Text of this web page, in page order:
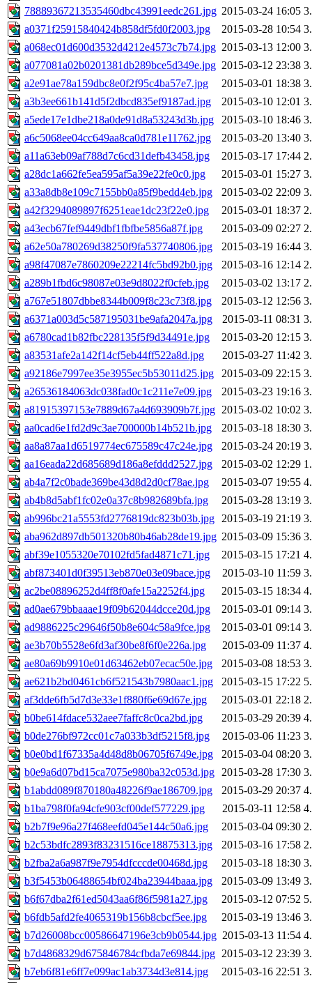
78889367213535460dbc43991eedc261.jpg 2015-03-24 16:05
a0371f25915840424b858df5fd0f2003.jpg
2015-03-28 10:54
a068ec01d600d3532d4212e4573c7b74.jpg 2015-03-13 12:00
a077081a02b0201381db289bce5d349e.jpg 2015-03-12 23:38
a2e91ae78a159dbc8e0f2f95c4ba57e7.jpg
2015-03-01 18:38
a3b3ee661b141d5f2dbcd835ef9187ad.jpg
2015-03-10 12:01
a5ede17e1dbe218a0de91d8a53243d3b.jpg
2015-03-10 18:46
a6c5068ee04cc649aa8ca0d781e11762.jpg
2015-03-20 13:40
a11a63eb09af788d7c6cd31defb43458.jpg
2015-03-17 17:44
a28dc1a662fe5ea595af5a39e22fe0c0.jpg
2015-03-01 15:27
a33a8db8e109c7155bb0a85f9bedd4eb.jpg
2015-03-02 22:09
a42f3294089897f6251eae1dc23f22e0.jpg
2015-03-01 18:37
a43ecb67fef9449dbf1fbfbe5856a87f.jpg
2015-03-09 02:27
a62e50a780269d38250f9fa537740806.jpg
2015-03-19 16:44
a98f47087e7860209e22214fc5bd92b0.jpg
2015-03-16 12:14
a289b1fbd6c98087e03e9d8022f0cfeb.jpg
2015-03-02 13:17
a767e51807dbbe8344b009f8c23c73f8.jpg
2015-03-12 12:56
a6371a003d5c587195031be9afa2047a.jpg
2015-03-11 08:31
a6780cad1b82fbc228135f5f9d34491e.jpg
2015-03-20 12:15
a83531afe2a142f14cf5eb44ff522a8d.jpg
2015-03-27 11:42
a92186e7997ee35e3955ec5b53011d25.jpg
2015-03-09 22:15
a26536184063dc038fad0c1c211e7e09.jpg
2015-03-23 19:16
a81915397153e7889d67a4d693909b7f.jpg 2015-03-02 10:02
aa0cad6e1fd2d9c3ae700000b14b521b.jpg
2015-03-18 18:30
aa8a87aa1d6519774ec675589c47c24e.jpg
2015-03-24 20:19
aa16eada22d685689d186a8efddd2527.jpg
2015-03-02 12:29
ab4a7f2c0bade369be43d8d2d0cf78ae.jpg
2015-03-07 19:55
ab4b8d5abf1fc02e0a37c8b982689bfa.jpg
2015-03-28 13:19
ab996bc21a5553fd2776819dc823b03b.jpg 2015-03-19 21:19
aba962d897db501320b80b46ab28de19.jpg 2015-03-09 15:36
abf39e1055320e70102fd5fad4871c71.jpg
2015-03-15 17:21
abf873401d0f39513eb870e03e09bace.jpg
2015-03-10 11:59
ac2be08896252d4ff8f0afe15a2252f4.jpg
2015-03-15 18:34
ad0ae679bbaaae19f09b62044dcce20d.jpg
2015-03-01 09:14
ad9886225c29646f50b8e604c58a9fce.jpg
2015-03-01 09:14
ae3b70b5528e6fd3af30be8f6f0e226a.jpg
2015-03-09 11:37
ae80a69b9910e01d63462eb07ecac50e.jpg
2015-03-08 18:53
ae621b2bd0461cb6f521543b7980aac1.jpg
2015-03-15 17:22
af3dde6fb5d7d3e33e1f880f6e69d67e.jpg
2015-03-01 22:18
b0be614fdace532aee7faffc8c0ca2bd.jpg
2015-03-29 20:39
b0de276bf972cc01c7a033b3df5215f8.jpg
2015-03-06 11:23
b0e0bd1f67335a4d48d8b06705f6749e.jpg
2015-03-04 08:20
b0e9a6d07bd15ca7075e980ba32c053d.jpg 2015-03-28 17:30
b1abdd089f870180a48226f9ae186709.jpg
2015-03-29 20:37
b1ba798f0fa94cfe903cf00def577229.jpg
2015-03-11 12:58
b2b7f9e96a27f468eefd045e144c50a6.jpg
2015-03-04 09:30
b2c53bdfc2893f83231516ce18875313.jpg
2015-03-16 17:58
b2fba2a6a987f9e7954dfcccde00468d.jpg
2015-03-18 18:30
b3f5453b06488654bf024ba23944baaa.jpg
2015-03-09 13:49
b6f67dba2f61ed5043aa6f86f5981a27.jpg
2015-03-12 07:52
b6fdb5afd2fe4065319b156b8cbcf5ee.jpg
2015-03-19 13:46
b7d26008bcc00586647196e3cb9b0544.jpg 2015-03-13 11:54
b7d4868329d675846784cfbda7e69844.jpg 2015-03-12 23:39
b7eb6f81e6ff7e099ac1ab3734d3e814.jpg
2015-03-16 22:51